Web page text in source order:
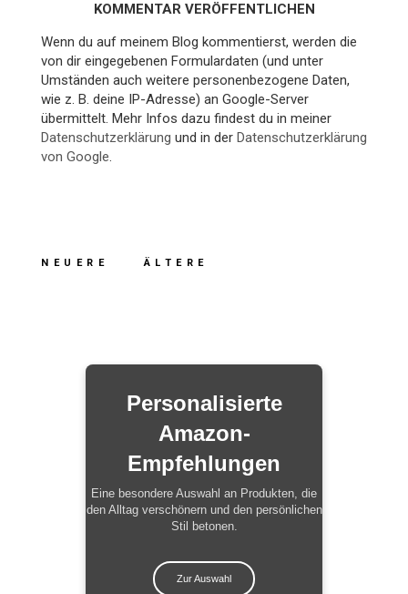
KOMMENTAR VERÖFFENTLICHEN
Wenn du auf meinem Blog kommentierst, werden die
von dir eingegebenen Formulardaten (und unter
Umständen auch weitere personenbezogene Daten,
wie z. B. deine IP-Adresse) an Google-Server
übermittelt. Mehr Infos dazu findest du in meiner
Datenschutzerklärung und in der Datenschutzerklärung
von Google.
NEUERE ÄLTERE
Personalisierte
Amazon-
Empfehlungen
Eine besondere Auswahl an Produkten, die
den Alltag verschönern und den persönlichen
Stil betonen.
Zur Auswahl